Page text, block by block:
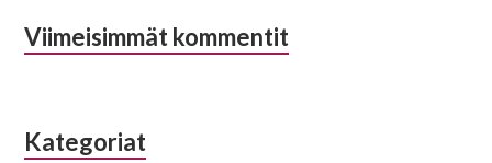
Viimeisimmät kommentit
Kategoriat